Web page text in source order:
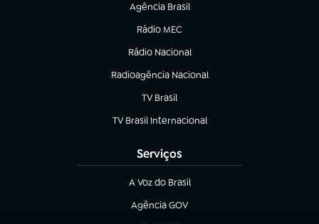
Agência Brasil
(abre em nova aba)
Rádio MEC
Rádio Nacional
(abre em nova aba)
Radioagência Nacional
(abre em nova aba)
TV Brasil
(abre em nova aba)
TV Brasil Internacional
(abre em nova aba)
Serviços
A Voz do Brasil
(abre em nova aba)
Agência GOV
(abre em nova aba)